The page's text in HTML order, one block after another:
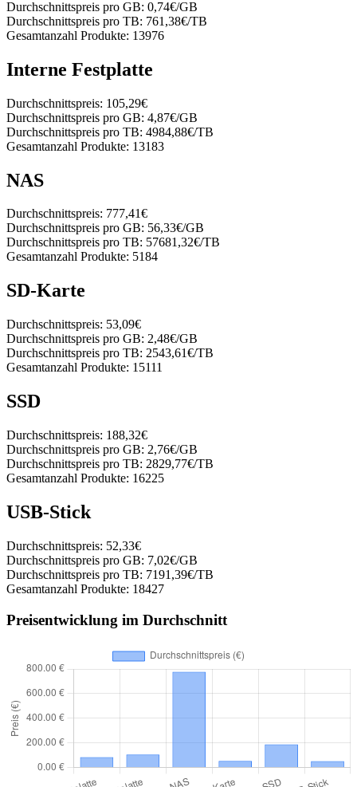
Durchschnittspreis pro GB: 0,74€/GB
Durchschnittspreis pro TB: 761,38€/TB
Gesamtanzahl Produkte: 13976
Interne Festplatte
Durchschnittspreis: 105,29€
Durchschnittspreis pro GB: 4,87€/GB
Durchschnittspreis pro TB: 4984,88€/TB
Gesamtanzahl Produkte: 13183
NAS
Durchschnittspreis: 777,41€
Durchschnittspreis pro GB: 56,33€/GB
Durchschnittspreis pro TB: 57681,32€/TB
Gesamtanzahl Produkte: 5184
SD-Karte
Durchschnittspreis: 53,09€
Durchschnittspreis pro GB: 2,48€/GB
Durchschnittspreis pro TB: 2543,61€/TB
Gesamtanzahl Produkte: 15111
SSD
Durchschnittspreis: 188,32€
Durchschnittspreis pro GB: 2,76€/GB
Durchschnittspreis pro TB: 2829,77€/TB
Gesamtanzahl Produkte: 16225
USB-Stick
Durchschnittspreis: 52,33€
Durchschnittspreis pro GB: 7,02€/GB
Durchschnittspreis pro TB: 7191,39€/TB
Gesamtanzahl Produkte: 18427
Preisentwicklung im Durchschnitt